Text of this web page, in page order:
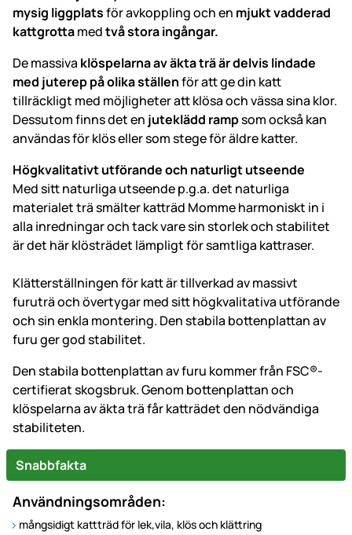
mysig liggplatsför avkoppling och en mjukt vadderad
kattgrottamedtvå stora ingångar.
De massiva klöspelarna av äkta trä är delvis lindade
med juterep på olika ställenför att ge din katt
tillräckligt med möjligheter att klösa och vässa sina klor.
Dessutom finns det en juteklädd rampsom också kan
användas för klös eller som stege för äldre katter.
Högkvalitativt utförande och naturligt utseende
Med sitt naturliga utseende p.g.a. det naturliga
materialet trä smälter katträd Momme harmoniskt in i
alla inredningar och tack vare sin storlek och stabilitet
är det här klösträdet lämpligt för samtliga kattraser.
Klätterställningen för katt är tillverkad av massivt
furuträ och övertygar med sitt högkvalitativa utförande
och sin enkla montering. Den stabila bottenplattan av
furu ger god stabilitet.
Den stabila bottenplattan av furu kommer från FSC®-
certifierat skogsbruk. Genom bottenplattan och
klöspelarna av äkta trä får katträdet den nödvändiga
stabiliteten.
Snabbfakta
Användningsområden:
mångsidigt kattträd för lek,vila, klös och klättring